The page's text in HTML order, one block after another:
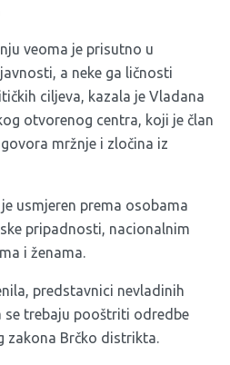
veoma je prisutno u
a neke ga ličnosti
ciljeva, kazala je Vladana
otvorenog centra, koji je član
mržnje i zločina iz
usmjeren prema osobama
pripadnosti, nacionalnim
i ženama.
predstavnici nevladinih
trebaju pooštriti odredbe
zakona Brčko distrikta.